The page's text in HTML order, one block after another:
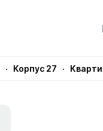
· Корпус 27 ·